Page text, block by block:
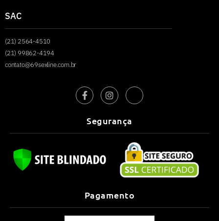
SAC
(21) 2564-4510
(21) 99862-4194
contato@69sexline.com.br
Segurança
Pagamento